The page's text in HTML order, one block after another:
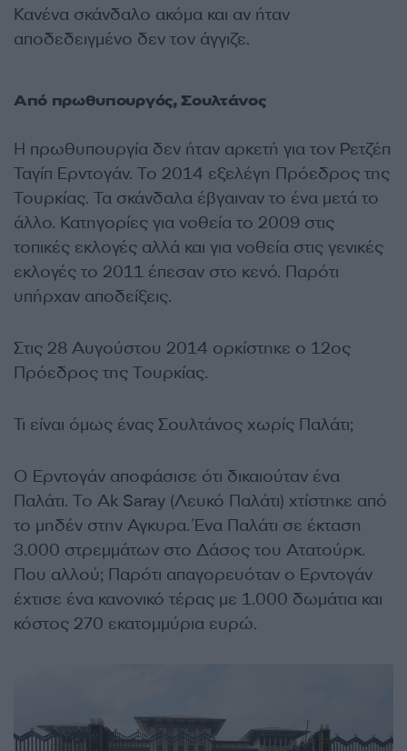
Κανένα σκάνδαλο ακόμα και αν ήταν
αποδεδειγμένο δεν τον άγγιζε.
Από πρωθυπουργός, Σουλτάνος
Η πρωθυπουργία δεν ήταν αρκετή για τον Ρετζέπ
Ταγίπ Ερντογάν. Το 2014 εξελέγη Πρόεδρος της
Τουρκίας. Τα σκάνδαλα έβγαιναν το ένα μετά το
άλλο. Κατηγορίες για νοθεία το 2009 στις
τοπικές εκλογές αλλά και για νοθεία στις γενικές
εκλογές το 2011 έπεσαν στο κενό. Παρότι
υπήρχαν αποδείξεις.
Στις 28 Αυγούστου 2014 ορκίστηκε ο 12ος
Πρόεδρος της Τουρκίας.
Τι είναι όμως ένας Σουλτάνος χωρίς Παλάτι;
Ο Ερντογάν αποφάσισε ότι δικαιούταν ένα
Παλάτι. Το Ak Saray (Λευκό Παλάτι) χτίστηκε από
το μηδέν στην Αγκυρα. Ένα Παλάτι σε έκταση
3.000 στρεμμάτων στο Δάσος του Ατατούρκ.
Που αλλού; Παρότι απαγορευόταν ο Ερντογάν
έχτισε ένα κανονικό τέρας με 1.000 δωμάτια και
κόστος 270 εκατομμύρια ευρώ.